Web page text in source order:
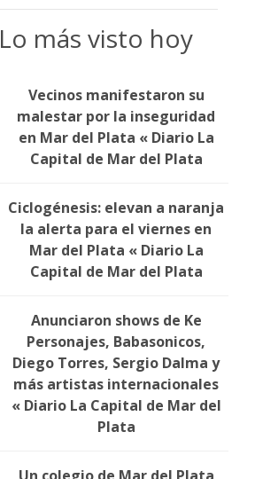
Lo más visto hoy
Vecinos manifestaron su
malestar por la inseguridad
en Mar del Plata « Diario La
Capital de Mar del Plata
Ciclogénesis: elevan a naranja
la alerta para el viernes en
Mar del Plata « Diario La
Capital de Mar del Plata
Anunciaron shows de Ke
Personajes, Babasonicos,
Diego Torres, Sergio Dalma y
más artistas internacionales
« Diario La Capital de Mar del
Plata